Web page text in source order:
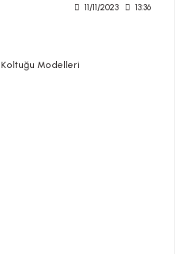
11/11/2023 13:36